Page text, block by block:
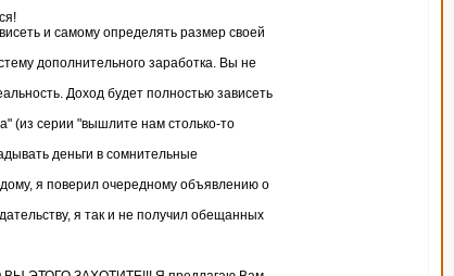
и самому определять размер своей
дополнительного заработка. Вы не
Доход будет полностью зависеть
(из серии "вышлите нам столько-то
деньги в сомнительные
я поверил очередному объявлению о
я так и не получил обещанных